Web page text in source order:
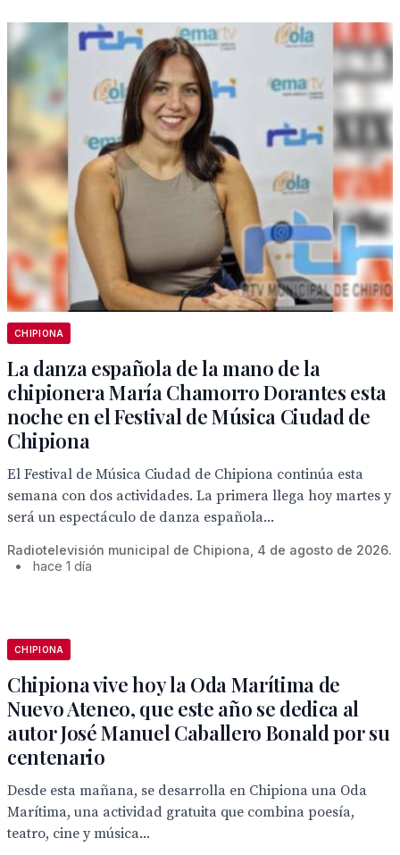
CHIPIONA
La danza española de la mano de la
chipionera María Chamorro Dorantes esta
noche en el Festival de Música Ciudad de
Chipiona
El Festival de Música Ciudad de Chipiona continúa esta
semana con dos actividades. La primera llega hoy martes y
será un espectáculo de danza española...
Radiotelevisión municipal de Chipiona, 4 de agosto de 2026.
•
hace 1 día
CHIPIONA
Chipiona vive hoy la Oda Marítima de
Nuevo Ateneo, que este año se dedica al
autor José Manuel Caballero Bonald por su
centenario
Desde esta mañana, se desarrolla en Chipiona una Oda
Marítima, una actividad gratuita que combina poesía,
teatro, cine y música...